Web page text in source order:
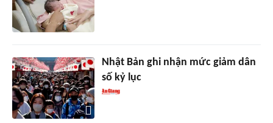
Nhật Bản ghi nhận mức giảm dân
số kỷ lục